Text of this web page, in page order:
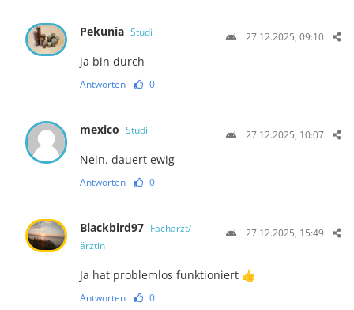
Pekunia Studi 27.12.2025, 09:10
ja bin durch
Antworten 0
mexico Studi 27.12.2025, 10:07
Nein. dauert ewig
Antworten 0
Blackbird97 Facharzt/-
ärztin
27.12.2025, 15:49
Ja hat problemlos funktioniert 👍
Antworten 0